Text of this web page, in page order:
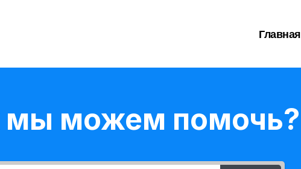
Главная
мы можем помочь?